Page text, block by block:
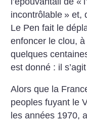
incontrôlable » et,
Le Pen fait le
enfoncer le clou,
quelques
est donné : il
Alors que la
peoples fuyant le
les années 1970,